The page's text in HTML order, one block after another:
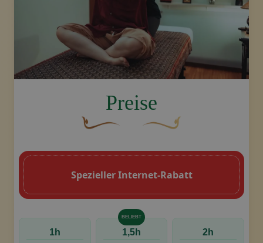
Preise
Spezieller Internet-Rabatt
1h
BELIEBT
1,5h 2h